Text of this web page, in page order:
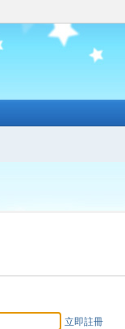
立即註冊